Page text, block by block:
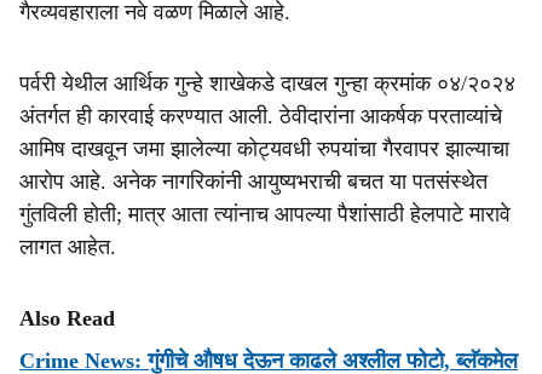
गैरव्यवहाराला नवे वळण मिळाले आहे.
पर्वरी येथील आर्थिक गुन्हे शाखेकडे दाखल गुन्हा क्रमांक ०४/२०२४
अंतर्गत ही कारवाई करण्यात आली. ठेवीदारांना आकर्षक परताव्यांचे
आमिष दाखवून जमा झालेल्या कोट्यवधी रुपयांचा गैरवापर झाल्याचा
आरोप आहे. अनेक नागरिकांनी आयुष्यभराची बचत या पतसंस्थेत
गुंतविली होती; मात्र आता त्यांनाच आपल्या पैशांसाठी हेलपाटे मारावे
लागत आहेत.
Also Read
Crime News: गुंगीचे औषध देऊन काढले अश्लील फोटो, ब्लॅकमेल